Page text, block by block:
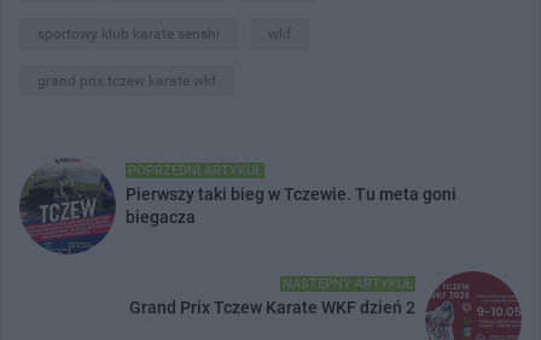
sportowy klub karate senshi wkf
grand prix tczew karate wkf
POPRZEDNI ARTYKUŁ
Pierwszy taki bieg w Tczewie. Tu meta goni
biegacza
NASTĘPNY ARTYKUŁ
Grand Prix Tczew Karate WKF dzień 2